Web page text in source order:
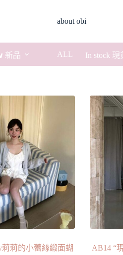
about obi
新品 ALL In stock 現
莉的小蕾絲緞面蝴
AB14 “